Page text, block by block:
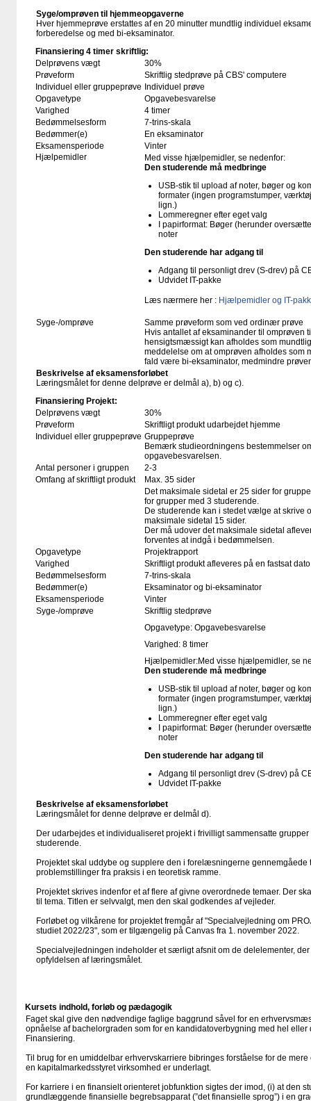
Syge/omprøven til hjemmeopgaverne
Hver hjemmeprøve erstattes af en 20 minutter mundtlig individuel
forberedelse og med bi-eksaminator.
Finansiering 4 timer skriftlig:
Delprøvens vægt
30%
Prøveform
Skriftlig stedprøve på CBS' computere
Individuel eller gruppeprøve Individuel prøve
Opgavetype
Opgavebesvarelse
Varighed
4 timer
Bedømmelsesform
7-trins-skala
Bedømmer(e)
En eksaminator
Eksamensperiode
Vinter
Hjælpemidler
Med visse hjælpemidler, se nedenfor:
Den studerende må medbringe
USB-stik til upload af noter, bøger og
formater (ingen programstumper,
lign.)
Lommeregner efter eget valg
I papirformat: Bøger (herunder
noter
Den studerende har adgang til
Adgang til personligt drev (S-drev) på
Udvidet IT-pakke
Læs nærmere her : Hjælpemidler og IT-
Syge-/omprøve
Samme prøveform som ved ordinær prøve
Hvis antallet af eksaminander til omprøven
hensigtsmæssigt kan afholdes som
meddelelse om at omprøven afholdes som
fald være bi-eksaminator, medmindre
Beskrivelse af eksamensforløbet
Læringsmålet for denne delprøve er delmål a), b) og c).
Finansiering Projekt:
Delprøvens vægt
30%
Prøveform
Skriftligt produkt udarbejdet hjemme
Individuel eller gruppeprøve Gruppeprøve
Bemærk studieordningens bestemmelser
opgavebesvarelsen.
Antal personer i gruppen
2-3
Omfang af skriftligt produkt
Max. 35 sider
Det maksimale sidetal er 25 sider for
for grupper med 3 studerende.
De studerende kan i stedet vælge at skrive
maksimale sidetal 15 sider.
Der må udover det maksimale sidetal
forventes at indgå i bedømmelsen.
Opgavetype
Projektrapport
Varighed
Skriftligt produkt afleveres på en fastsat
Bedømmelsesform
7-trins-skala
Bedømmer(e)
Eksaminator og bi-eksaminator
Eksamensperiode
Vinter
Syge-/omprøve
Skriftlig stedprøve
Opgavetype: Opgavebesvarelse
Varighed: 8 timer
Hjælpemidler:Med visse hjælpemidler, se
Den studerende må medbringe
USB-stik til upload af noter, bøger og
formater (ingen programstumper,
lign.)
Lommeregner efter eget valg
I papirformat: Bøger (herunder
noter
Den studerende har adgang til
Adgang til personligt drev (S-drev) på
Udvidet IT-pakke
Beskrivelse af eksamensforløbet
Læringsmålet for denne delprøve er delmål d).
Der udarbejdes et individualiseret projekt i frivilligt sammensatte
studerende.
Projektet skal uddybe og supplere den i forelæsningerne gennemgåede
problemstillinger fra praksis i en teoretisk ramme.
Projektet skrives indenfor et af flere af givne overordnede temaer. Der
til tema. Titlen er selvvalgt, men den skal godkendes af vejleder.
Forløbet og vilkårene for projektet fremgår af "Specialvejledning om
studiet 2022/23", som er tilgængelig på Canvas fra 1. november 2022.
Specialvejledningen indeholder et særligt afsnit om de delelementer,
opfyldelsen af læringsmålet.
Kursets indhold, forløb og pædagogik
Faget skal give den nødvendige faglige baggrund såvel for en
opnåelse af bachelorgraden som for en kandidatoverbygning med hel
Finansiering.
Til brug for en umiddelbar erhvervskarriere bibringes forståelse for de
en kapitalmarkedsstyret virksomhed er underlagt.
For karriere i en finansielt orienteret jobfunktion sigtes der imod, (i) at den
grundlæggende finansielle begrebsapparat (”det finansielle sprog”) i en